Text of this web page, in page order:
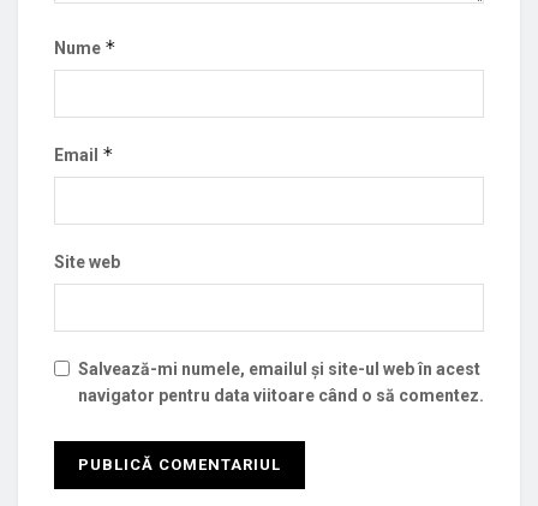
Nume *
Email *
Site web
Salvează-mi numele, emailul și site-ul web în acest
navigator pentru data viitoare când o să comentez.